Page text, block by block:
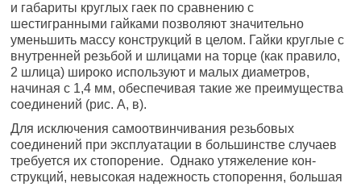
и габариты круглых гаек по сравнению с
шестигранными гайками позволяют значительно
уменьшить массу конструкций в целом. Гайки круглые с
внутрен­ней резьбой и шлицами на торце (как правило,
2 шлица) широко используют и малых диаметров,
начиная с 1,4 мм, обеспечивая такие же преимущества
соединений (рис. А, в).
Для исключения самоотвинчивания резьбовых
соединений при эксплуатации в большинстве случаев
требуется их стопорение. Однако утяжеление кон­
струкций, невысокая надежность стопорення, большая